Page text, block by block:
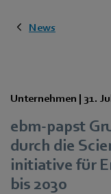
News
Unternehmen | 31.
ebm‑papst
durch die
initiative für
bis 2030